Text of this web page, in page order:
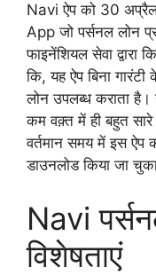
Navi ऐप को 30
App जो पर्सनल लोन
फाइनेंशियल सेवा द्वारा
कि, यह ऐप बिना
लोन उपलब्ध कराता
कम वक़्त में ही बहुत सारे
वर्तमान समय में इस ऐप
डाउनलोड किया जा
Navi
विशेषताएं